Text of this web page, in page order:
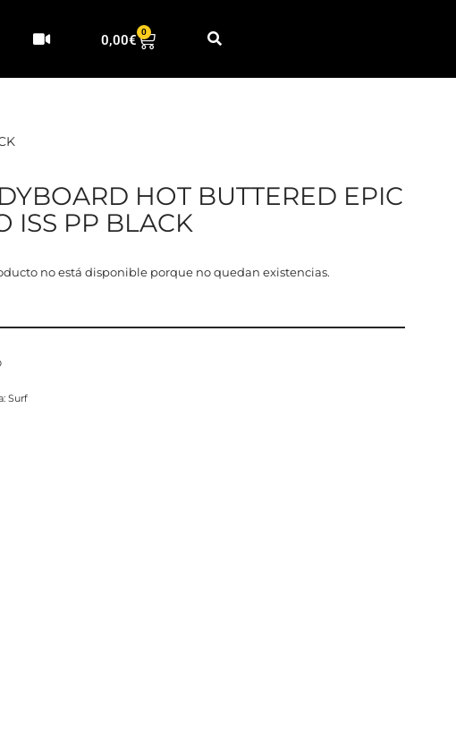
0,00€
0
HOT BUTTERED EPIC
ISS PP BLACK
no está disponible porque no quedan existencias.
Surf